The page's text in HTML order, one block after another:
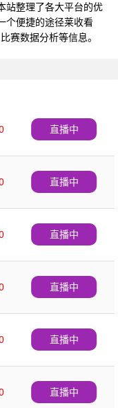
站整理了各大平台的优
个便捷的途径莱收看
赛数据分析等信息。
直播中
直播中
直播中
直播中
直播中
直播中